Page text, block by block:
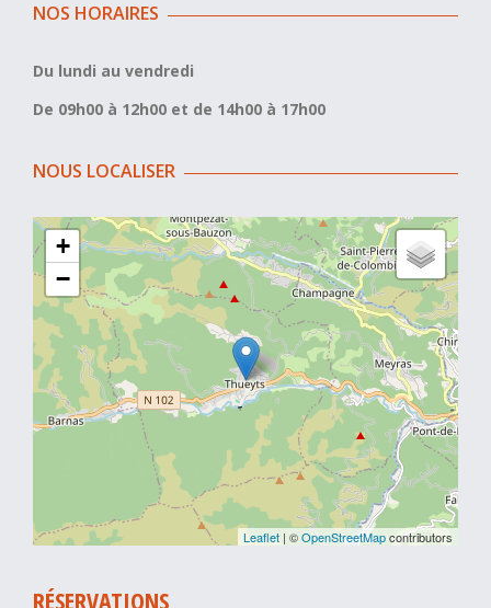
NOS HORAIRES
Du lundi au vendredi
De 09h00 à 12h00 et de 14h00 à 17h00
NOUS LOCALISER
+
−
Leaflet | ©OpenStreetMapcontributors
RÉSERVATIONS